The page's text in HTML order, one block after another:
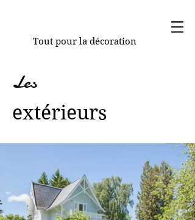
Tout pour la décoration
Les
extérieurs